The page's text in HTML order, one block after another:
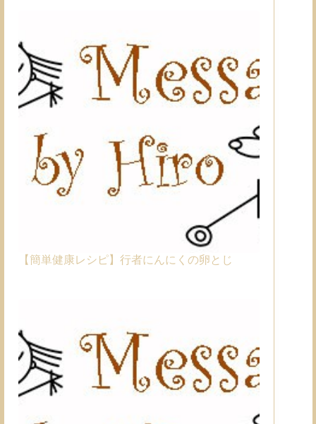
【簡単健康レシピ】行者にんにくの卵とじ